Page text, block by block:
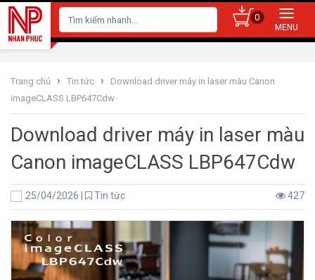
0
Trang chủ › Tin tức ›
Download driver máy in laser màu Canon
imageCLASS LBP647Cdw
Download driver máy in laser màu
Canon imageCLASS LBP647Cdw
25/04/2026 Tin tức 427